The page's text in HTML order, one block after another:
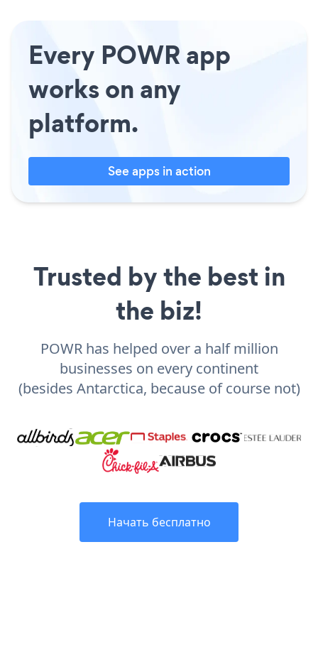
Every POWR app
works on any
platform.
See apps in action
Trusted by the best in
the biz!
POWR has helped over a half million
businesses on every continent
(besides Antarctica, because of course not)
Начать бесплатно